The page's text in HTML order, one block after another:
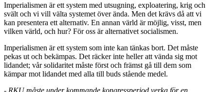
Imperialismen är ett system med utsugning, exploatering, krig och
svält och vi vill välta systemet över ända. Men det krävs då att vi
kan presentera ett alternativ. En annan värld är möjlig, visst, men
vilken värld, och hur? För oss är alternativet socialismen.
Imperialismen är ett system som inte kan tänkas bort. Det måste
pekas ut och bekämpas. Det räcker inte heller att vända sig mot
lidandet; vår solidaritet måste först och främst gå till dem som
kämpar mot lidandet med alla till buds stående medel.
- RKU måste under kommande kongressperiod verka för en